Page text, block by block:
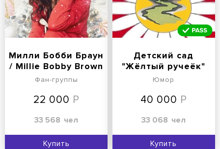
Милли Бобби Браун
/ Millie Bobby Brown
Фан-группы
22 000
33 568 чел
Купить
Детский сад
"Жёлтый ручеёк"
Юмор
40 000
33 068 чел
Купить